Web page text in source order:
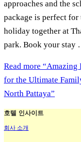
approaches and the
package is perfect for
holiday together at
park. Book your stay
Read more “Amazing
for the Ultimate
North Pattaya”
호텔 인사이트
회사 소개